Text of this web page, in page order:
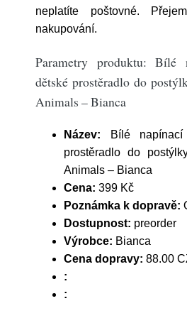
neplatíte poštovné.
nakupování.
Parametry produktu: Bílé
dětské prostěradlo do
Animals – Bianca
Název: Bílé napínací
prostěradlo do
Animals – Bianca
Cena: 399 Kč
Poznámka k dopravě:
Dostupnost: preorder
Výrobce: Bianca
Cena dopravy: 88.00
:
: